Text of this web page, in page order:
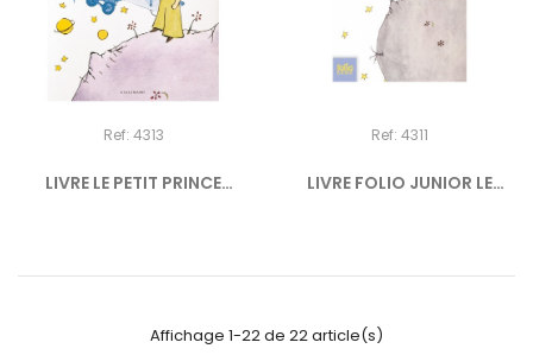
Ref: 4313
LIVRE LE PETIT PRINCE
Ref: 4311
LIVRE FOLIO JUNIOR LE
Affichage 1-22 de 22 article(s)